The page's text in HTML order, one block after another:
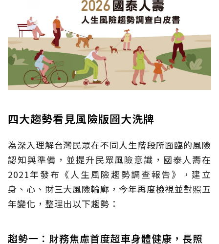
四大趨勢看見風險版圖大洗牌
為深入理解台灣民眾在不同人生階段所面臨的風險
認知與準備，並提升民眾風險意識，國泰人壽在
2021年發布《人生風險趨勢調查報告》，建立
身、心、財三大風險輪廓，今年再度檢視並對照五
年變化，整理出以下趨勢：
趨勢一：財務焦慮首度超車身體健康，長照